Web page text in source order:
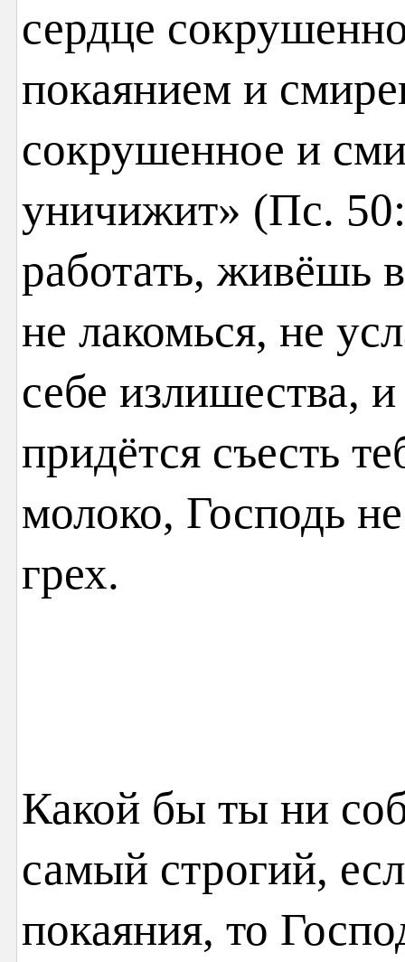
сердце
покаянием и
сокрушенное и
уничижит» (Пс.
работать,
не лакомься, не
себе излишества,
придётся съесть
молоко, Господь
грех.
Какой бы ты ни
самый строгий,
покаяния, то